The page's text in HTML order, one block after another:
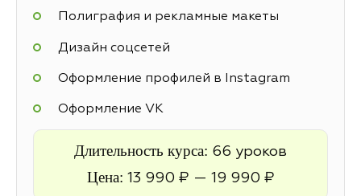
Полиграфия и рекламные макеты
Дизайн соцсетей
Оформление профилей в Instagram
Оформление VK
Длительность курса: 66 уроков
Цена: 13 990 ₽ — 19 990 ₽